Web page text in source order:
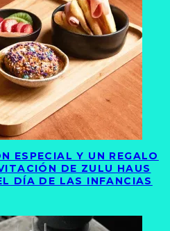
ESPECIAL Y UN REGALO
DE ZULU HAUS
DÍA DE LAS INFANCIAS